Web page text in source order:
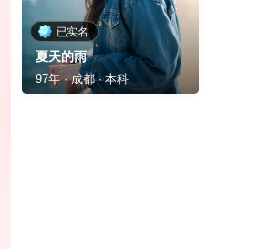
已实名
夏天的雨
97年 · 成都 · 本科